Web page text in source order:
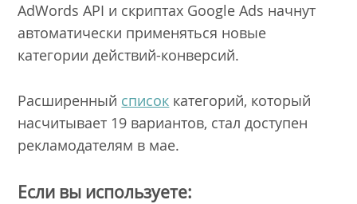
AdWords API и скриптах Google Ads начнут
автоматически применяться новые
категории действий-конверсий.
Расширенный список категорий, который
насчитывает 19 вариантов, стал доступен
рекламодателям в мае.
Если вы используете: